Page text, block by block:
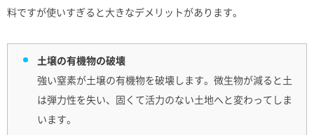
料ですが使いすぎると大きなデメリットがあります。
土壌の有機物の破壊
強い窒素が土壌の有機物を破壊します。微生物が減ると土
は弾力性を失い、固くて活力のない土地へと変わってしま
います。